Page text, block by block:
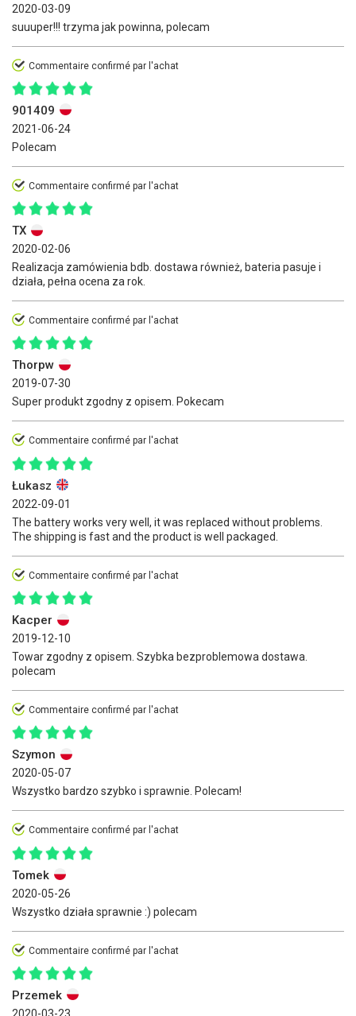
2020-03-09
suuuper!!! trzyma jak powinna, polecam
Commentaire confirmé par l'achat
901409
2021-06-24
Polecam
Commentaire confirmé par l'achat
TX
2020-02-06
Realizacja zamówienia bdb. dostawa również, bateria pasuje i
działa, pełna ocena za rok.
Commentaire confirmé par l'achat
Thorpw
2019-07-30
Super produkt zgodny z opisem. Pokecam
Commentaire confirmé par l'achat
Łukasz
2022-09-01
The battery works very well, it was replaced without problems.
The shipping is fast and the product is well packaged.
Commentaire confirmé par l'achat
Kacper
2019-12-10
Towar zgodny z opisem. Szybka bezproblemowa dostawa.
polecam
Commentaire confirmé par l'achat
Szymon
2020-05-07
Wszystko bardzo szybko i sprawnie. Polecam!
Commentaire confirmé par l'achat
Tomek
2020-05-26
Wszystko działa sprawnie :) polecam
Commentaire confirmé par l'achat
Przemek